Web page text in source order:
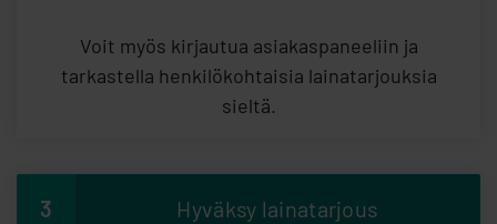
Voit myös kirjautua asiakaspaneeliin ja
tarkastella henkilökohtaisia lainatarjouksia
sieltä.
3 Hyväksy lainatarjous